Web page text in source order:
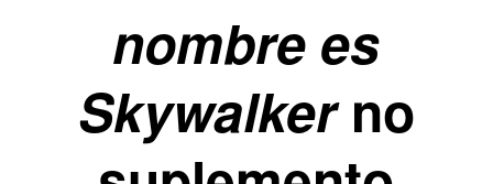
nombre es
Skywalkerno